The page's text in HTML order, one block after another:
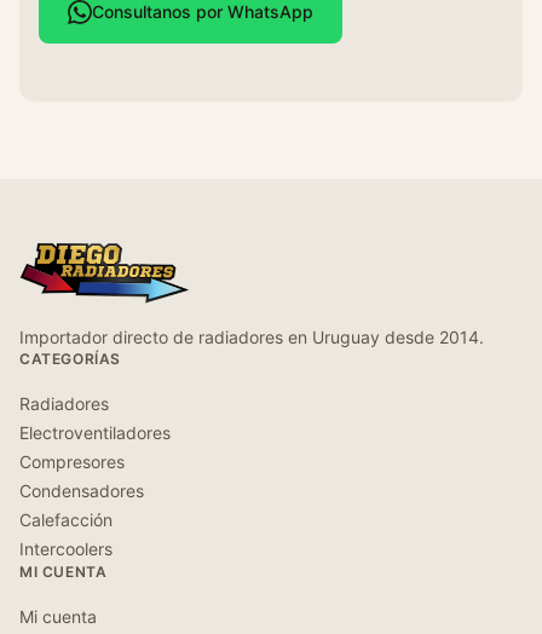
Consultanos por WhatsApp
Importador directo de radiadores en Uruguay desde 2014.
CATEGORÍAS
Radiadores
Electroventiladores
Compresores
Condensadores
Calefacción
Intercoolers
MI CUENTA
Mi cuenta